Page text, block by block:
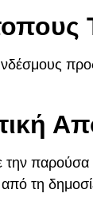
τη